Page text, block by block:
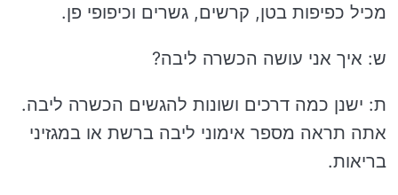
מכיל כפיפות בטן, קרשים, גשרים וכיפופי פן.
ש: איך אני עושה הכשרה ליבה?
ת: ישנן כמה דרכים ושונות להגשים הכשרה ליבה.
אתה תראה מספר אימוני ליבה ברשת או במגזיני
בריאות.